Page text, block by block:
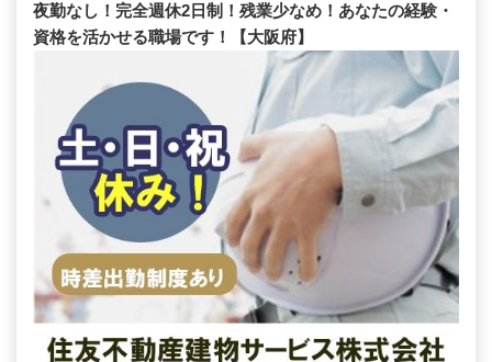
夜勤なし！完全週休2日制！残業少なめ！あなたの経験・
資格を活かせる職場です！【大阪府】